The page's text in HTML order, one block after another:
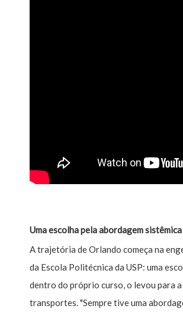
Uma escolha pela abordagem sistêmica
A trajetória de Orlando começa na
da Escola Politécnica da USP: uma
dentro do próprio curso, o levou para a
transportes. "Sempre tive uma